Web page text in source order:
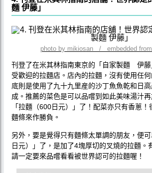
麵 伊藤」
photo by mikiosan / embedded from
刊登了在米其林指南東京的「自家製麵 伊藤
受歡迎的拉麵店。店內的拉麵，沒有使用任
底則是使用了九十九里産的沙丁魚魚乾和日
成。推薦的菜色是可以品嚐到如此美味湯汁
「拉麵（600日元）」了！配菜亦只有香蔥
麵條來作勝負。
另外，要是覺得只有麵條太單調的朋友，便
日元）」了，是加了4塊厚切的叉燒的拉麵。
請一定要來品嚐看看被世界認可的拉麵喔！